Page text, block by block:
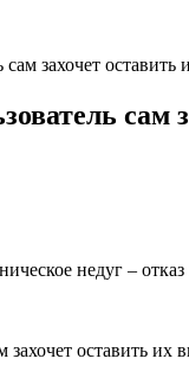
захочет
сам
недуг –